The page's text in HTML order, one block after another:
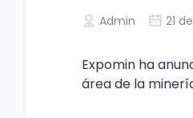
Admin 21
Expomin ha
área de la